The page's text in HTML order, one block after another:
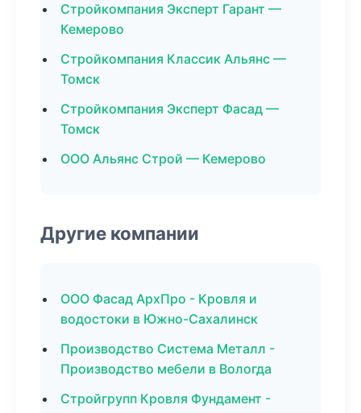
Стройкомпания Эксперт Гарант —
Кемерово
Стройкомпания Классик Альянс —
Томск
Стройкомпания Эксперт Фасад —
Томск
ООО Альянс Строй — Кемерово
Другие компании
ООО Фасад АрхПро - Кровля и
водостоки в Южно-Сахалинск
Производство Система Металл -
Производство мебели в Вологда
Стройгрупп Кровля Фундамент -